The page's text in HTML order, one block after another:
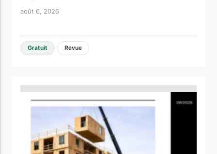
août 6, 2026
Gratuit Revue